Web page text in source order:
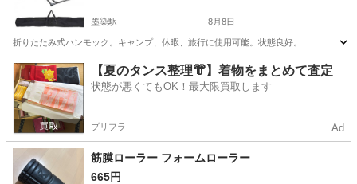
墨染駅 8月8日
折りたたみ式ハンモック。キャンプ、休暇、旅行に使用可能。状態良好。
京都 京都市 墨染駅 その他 ハンモック
【夏のタンス整理👘】着物をまとめて査定
状態が悪くてもOK！最大限買取します
プリフラ Ad
筋膜ローラー フォームローラー
665円